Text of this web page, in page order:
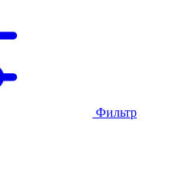
Фильтр